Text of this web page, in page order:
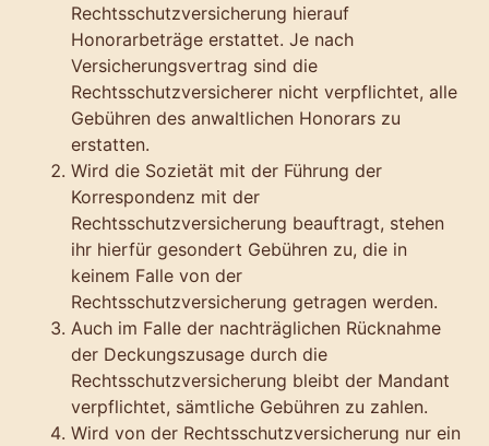
Rechtsschutzversicherung hierauf
Honorarbeträge erstattet. Je nach
Versicherungsvertrag sind die
Rechtsschutzversicherer nicht verpflichtet, alle
Gebühren des anwaltlichen Honorars zu
erstatten.
Wird die Sozietät mit der Führung der
Korrespondenz mit der
Rechtsschutzversicherung beauftragt, stehen
ihr hierfür gesondert Gebühren zu, die in
keinem Falle von der
Rechtsschutzversicherung getragen werden.
Auch im Falle der nachträglichen Rücknahme
der Deckungszusage durch die
Rechtsschutzversicherung bleibt der Mandant
verpflichtet, sämtliche Gebühren zu zahlen.
Wird von der Rechtsschutzversicherung nur ein